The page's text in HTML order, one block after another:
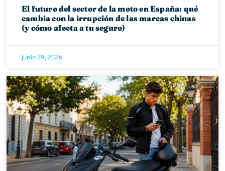
El futuro del sector de la moto en España: qué
cambia con la irrupción de las marcas chinas
(y cómo afecta a tu seguro)
junio 29, 2026